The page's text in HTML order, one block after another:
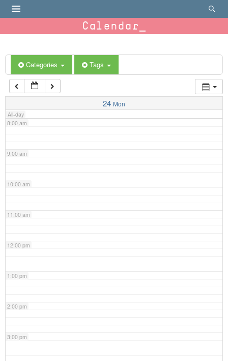
Calendar
Categories Tags
24 Mon
All-day
6:00 am
7:00 am
8:00 am
9:00 am
10:00 am
11:00 am
12:00 pm
1:00 pm
2:00 pm
3:00 pm